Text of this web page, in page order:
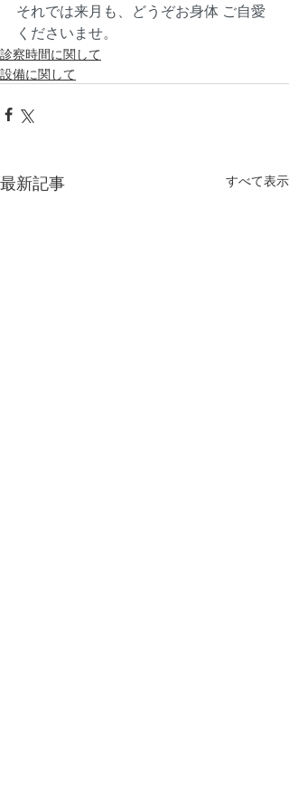
それでは来月も、どうぞお身体 ご自愛
くださいませ。
診察時間に関して
設備に関して
最新記事 すべて表示